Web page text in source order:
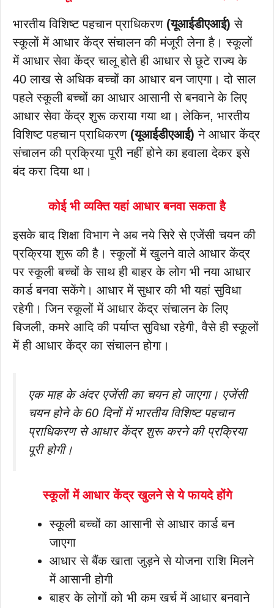
भारतीय विशिष्ट पहचान प्राधिकरण (यूआईडीएआई) से
स्कूलों में आधार केंद्र संचालन की मंजूरी लेना है। स्कूलों
में आधार सेवा केंद्र चालू होते ही आधार से छूटे राज्य के
40 लाख से अधिक बच्चों का आधार बन जाएगा। दो साल
पहले स्कूली बच्चों का आधार आसानी से बनवाने के लिए
आधार सेवा केंद्र शुरू कराया गया था। लेकिन, भारतीय
विशिष्ट पहचान प्राधिकरण (यूआईडीएआई) ने आधार केंद्र
संचालन की प्रक्रिया पूरी नहीं होने का हवाला देकर इसे
बंद करा दिया था।
कोई भी व्यक्ति यहां आधार बनवा सकता है
इसके बाद शिक्षा विभाग ने अब नये सिरे से एजेंसी चयन की
प्रक्रिया शुरू की है। स्कूलों में खुलने वाले आधार केंद्र
पर स्कूली बच्चों के साथ ही बाहर के लोग भी नया आधार
कार्ड बनवा सकेंगे। आधार में सुधार की भी यहां सुविधा
रहेगी। जिन स्कूलों में आधार केंद्र संचालन के लिए
बिजली, कमरे आदि की पर्याप्त सुविधा रहेगी, वैसे ही स्कूलों
में ही आधार केंद्र का संचालन होगा।
एक माह के अंदर एजेंसी का चयन हो जाएगा। एजेंसी
चयन होने के 60 दिनों में भारतीय विशिष्ट पहचान
प्राधिकरण से आधार केंद्र शुरू करने की प्रक्रिया
पूरी होगी।
स्कूलों में आधार केंद्र खुलने से ये फायदे होंगे
स्कूली बच्चों का आसानी से आधार कार्ड बन
जाएगा
आधार से बैंक खाता जुड़ने से योजना राशि मिलने
में आसानी होगी
बाहर के लोगों को भी कम खर्च में आधार बनवाने